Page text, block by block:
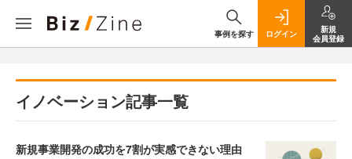
事例を探す ログイン
新規
会員登録
イノベーション記事一覧
新規事業開発の成功を7割が実感できない理由